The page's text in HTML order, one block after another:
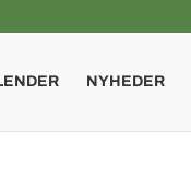
NYHEDER